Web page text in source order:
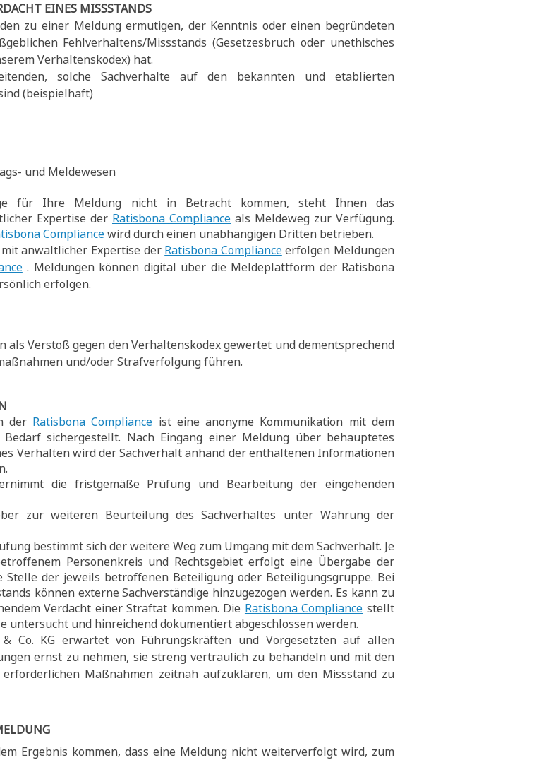
EINES MISSSTANDS
zu einer Meldung ermutigen, der Kenntnis oder einen begründeten
Fehlverhaltens/Missstands (Gesetzesbruch oder unethisches
Verhaltenskodex) hat.
solche Sachverhalte auf den bekannten und etablierten
(beispielhaft)
und Meldewesen
für Ihre Meldung nicht in Betracht kommen, steht Ihnen das
Expertise der Ratisbona Compliance als Meldeweg zur Verfügung.
Compliancewird durch einen unabhängigen Dritten betrieben.
anwaltlicher Expertise der Ratisbona Complianceerfolgen Meldungen
. Meldungen können digital über die Meldeplattform der Ratisbona
erfolgen.
als Verstoß gegen den Verhaltenskodex gewertet und dementsprechend
und/oder Strafverfolgung führen.
der Ratisbona Compliance ist eine anonyme Kommunikation mit dem
sichergestellt. Nach Eingang einer Meldung über behauptetes
Verhalten wird der Sachverhalt anhand der enthaltenen Informationen
die fristgemäße Prüfung und Bearbeitung der eingehenden
zur weiteren Beurteilung des Sachverhaltes unter Wahrung der
bestimmt sich der weitere Weg zum Umgang mit dem Sachverhalt. Je
Personenkreis und Rechtsgebiet erfolgt eine Übergabe der
der jeweils betroffenen Beteiligung oder Beteiligungsgruppe. Bei
können externe Sachverständige hinzugezogen werden. Es kann zu
Verdacht einer Straftat kommen. Die Ratisbona Compliance stellt
untersucht und hinreichend dokumentiert abgeschlossen werden.
& Co. KG erwartet von Führungskräften und Vorgesetzten auf allen
ernst zu nehmen, sie streng vertraulich zu behandeln und mit den
Maßnahmen zeitnah aufzuklären, um den Missstand zu
Ergebnis kommen, dass eine Meldung nicht weiterverfolgt wird, zum